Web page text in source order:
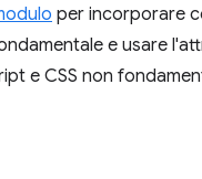
per incorporare
e usare
e CSS non